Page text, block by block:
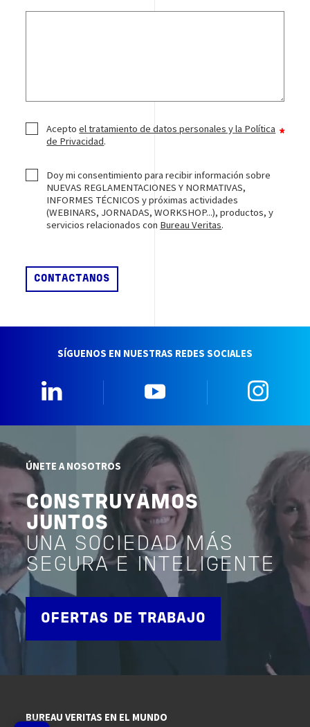
Aceptoel tratamiento de datos personales y la Política
de Privacidad.
Doy mi consentimiento para recibir información sobre
NUEVAS REGLAMENTACIONES Y NORMATIVAS,
INFORMES TÉCNICOS y próximas actividades
(WEBINARS, JORNADAS, WORKSHOP...), productos, y
servicios relacionados con Bureau Veritas.
SÍGUENOS EN NUESTRAS REDES SOCIALES
ÚNETE A NOSOTROS
CONSTRUYAMOS
JUNTOS
UNA SOCIEDAD MÁS
SEGURA E INTELIGENTE
OFERTAS DE TRABAJO
BUREAU VERITAS EN EL MUNDO